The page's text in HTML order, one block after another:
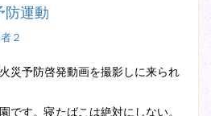
防運動
２
災予防啓発動画を撮影しに来られ
です。寝たばこは絶対にしない。